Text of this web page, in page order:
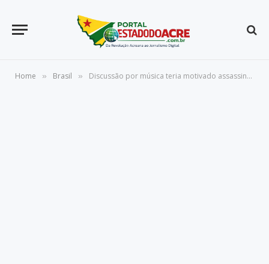
Home » Brasil » Discussão por música teria motivado assassinato de garçom no DF